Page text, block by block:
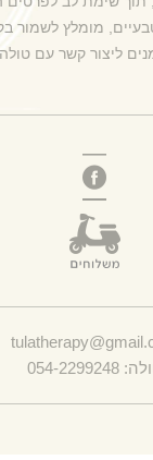
מומלץ לשמור
ליצור קשר עם טולה
054-2299248